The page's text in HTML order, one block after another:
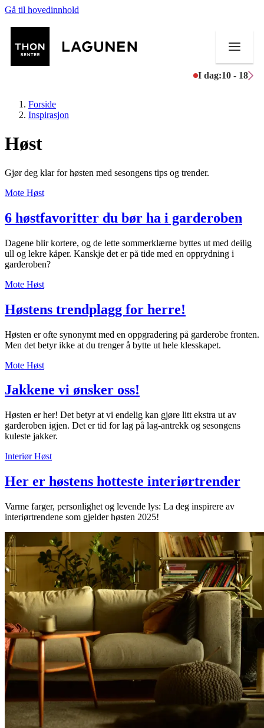
Gå til hovedinnhold
I dag:10 - 18
Mat og drikke
Tilbud
Inspirasjon
Søk
Parkering
Praktisk informasjon
Ledige stillinger
Gavekort
Finn frem
Personal Shopper
Forside
Inspirasjon
Høst
Gjør deg klar for høsten med sesongens tips og trender.
Mote Høst
6 høstfavoritter du bør ha i garderoben
Dagene blir kortere, og de lette sommerklærne byttes ut med deilig
ull og lekre kåper. Kanskje det er på tide med en opprydning i
garderoben?
Mote Høst
Høstens trendplagg for herre!
Høsten er ofte synonymt med en oppgradering på garderobe fronten.
Men det betyr ikke at du trenger å bytte ut hele klesskapet.
Mote Høst
Jakkene vi ønsker oss!
Høsten er her! Det betyr at vi endelig kan gjøre litt ekstra ut av
garderoben igjen. Det er tid for lag på lag-antrekk og sesongens
kuleste jakker.
Interiør Høst
Her er høstens hotteste interiørtrender
Varme farger, personlighet og levende lys: La deg inspirere av
interiørtrendene som gjelder høsten 2025!